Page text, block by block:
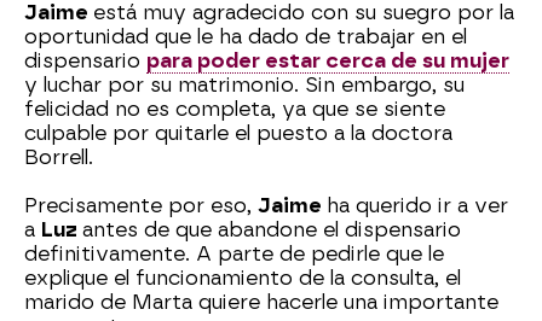
Jaime está muy agradecido con su suegro por la
oportunidad que le ha dado de trabajar en el
dispensario para poder estar cerca de su mujer
y luchar por su matrimonio. Sin embargo, su
felicidad no es completa, ya que se siente
culpable por quitarle el puesto a la doctora
Borrell.
Precisamente por eso, Jaime ha querido ir a ver
a Luz antes de que abandone el dispensario
definitivamente. A parte de pedirle que le
explique el funcionamiento de la consulta, el
marido de Marta quiere hacerle una importante